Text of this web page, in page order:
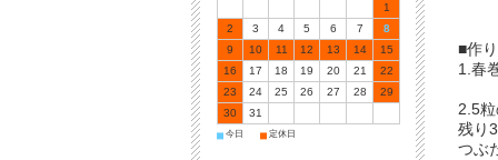
■作
1.春
2.5
残り
つぶ
1
2
3 4 5 6 7
8
9
10 11 12 13 14
15
16
17 18 19 20 21
22
23
24 25 26 27 28
29
30
31
■ 今日 ■ 定休日